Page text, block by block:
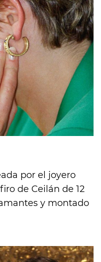
por el joyero
de Ceilán de 12
y montado